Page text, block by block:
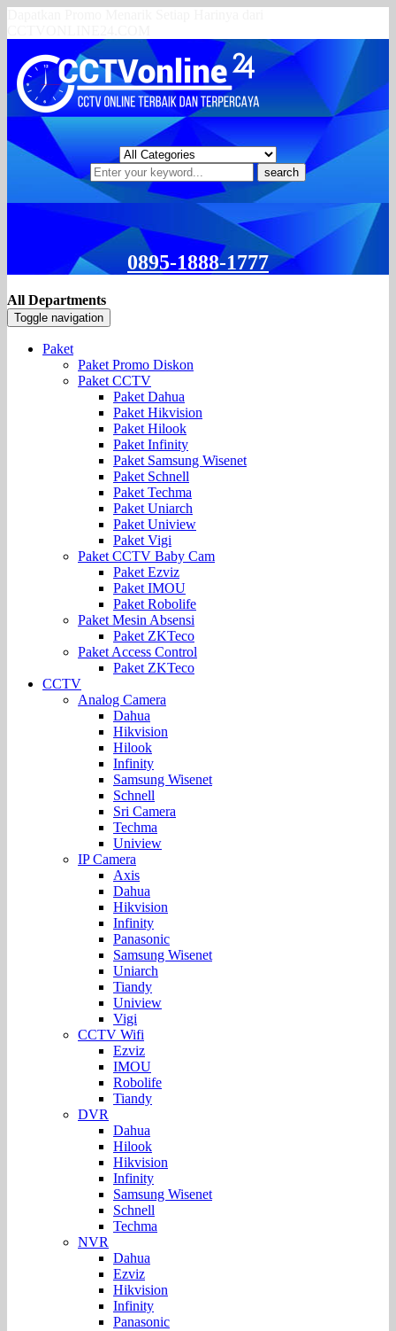
search
0895-1888-1777
All Departments
Toggle navigation
Paket
Paket Promo Diskon
Paket CCTV
Paket Dahua
Paket Hikvision
Paket Hilook
Paket Infinity
Paket Samsung Wisenet
Paket Schnell
Paket Techma
Paket Uniarch
Paket Uniview
Paket Vigi
Paket CCTV Baby Cam
Paket Ezviz
Paket IMOU
Paket Robolife
Paket Mesin Absensi
Paket ZKTeco
Paket Access Control
Paket ZKTeco
CCTV
Analog Camera
Dahua
Hikvision
Hilook
Infinity
Samsung Wisenet
Schnell
Sri Camera
Techma
Uniview
IP Camera
Axis
Dahua
Hikvision
Infinity
Panasonic
Samsung Wisenet
Uniarch
Tiandy
Uniview
Vigi
CCTV Wifi
Ezviz
IMOU
Robolife
Tiandy
DVR
Dahua
Hilook
Hikvision
Infinity
Samsung Wisenet
Schnell
Techma
NVR
Dahua
Ezviz
Hikvision
Infinity
Panasonic